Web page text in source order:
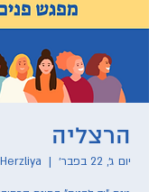
הרצליה
יום ג׳, 22 בפבר׳
  |
Herzliya